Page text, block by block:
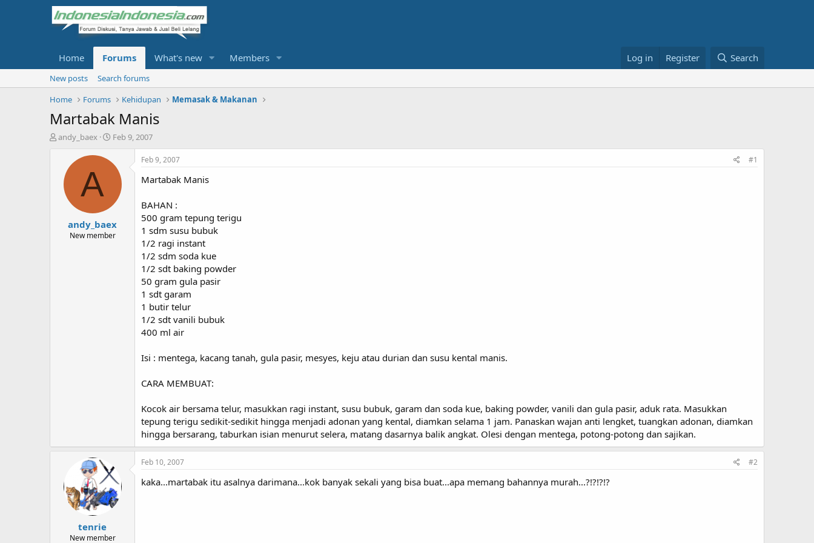
Home Forums What's new Members Log in Register Search
New posts
Search forums
Home
Forums Kehidupan Memasak & Makanan
Martabak Manis
T
andy_baex
S
r
a
e
Feb 9, 2007
A
andy_baex
New member
Feb 9, 2007 #1
Martabak Manis
BAHAN :
500 gram tepung terigu
1 sdm susu bubuk
1/2 ragi instant
1/2 sdm soda kue
1/2 sdt baking powder
50 gram gula pasir
1 sdt garam
1 butir telur
1/2 sdt vanili bubuk
400 ml air
Isi : mentega, kacang tanah, gula pasir, mesyes, keju atau durian dan susu kental manis.
CARA MEMBUAT:
Kocok air bersama telur, masukkan ragi instant, susu bubuk, garam dan soda kue, baking powder, vanili dan gula pasir, aduk rata. Masukkan
tepung terigu sedikit-sedikit hingga menjadi adonan yang kental, diamkan selama 1 jam. Panaskan wajan anti lengket, tuangkan adonan, diamkan
hingga bersarang, taburkan isian menurut selera, matang dasarnya balik angkat. Olesi dengan mentega, potong-potong dan sajikan.
tenrie
New member
Feb 10, 2007 #2
kaka...martabak itu asalnya darimana...kok banyak sekali yang bisa buat...apa memang bahannya murah...?!?!?!?